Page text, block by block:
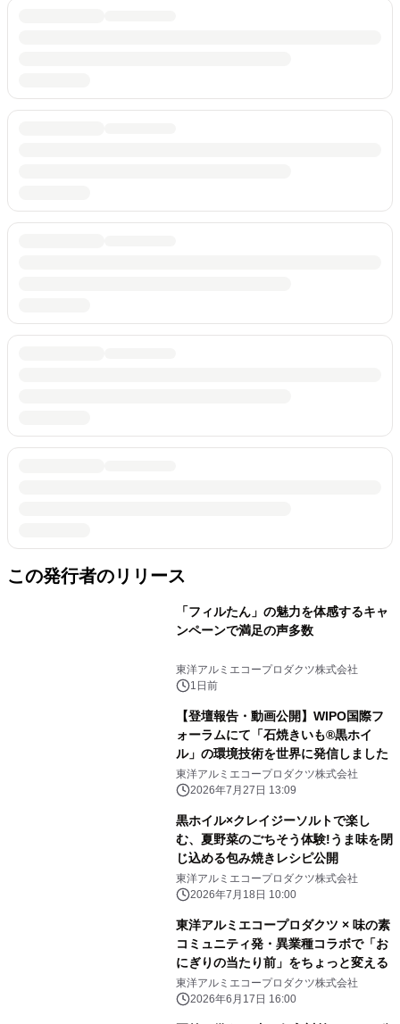
この発行者のリリース
「フィルたん」の魅力を体感するキャ
ンペーンで満足の声多数
東洋アルミエコープロダクツ株式会社
1日前
【登壇報告・動画公開】WIPO国際フ
ォーラムにて「石焼きいも®黒ホイ
ル」の環境技術を世界に発信しました
東洋アルミエコープロダクツ株式会社
2026年7月27日 13:09
黒ホイル×クレイジーソルトで楽し
む、夏野菜のごちそう体験!うま味を閉
じ込める包み焼きレシピ公開
東洋アルミエコープロダクツ株式会社
2026年7月18日 10:00
東洋アルミエコープロダクツ × 味の素
コミュニティ発・異業種コラボで「お
にぎりの当たり前」をちょっと変える
東洋アルミエコープロダクツ株式会社
2026年6月17日 16:00